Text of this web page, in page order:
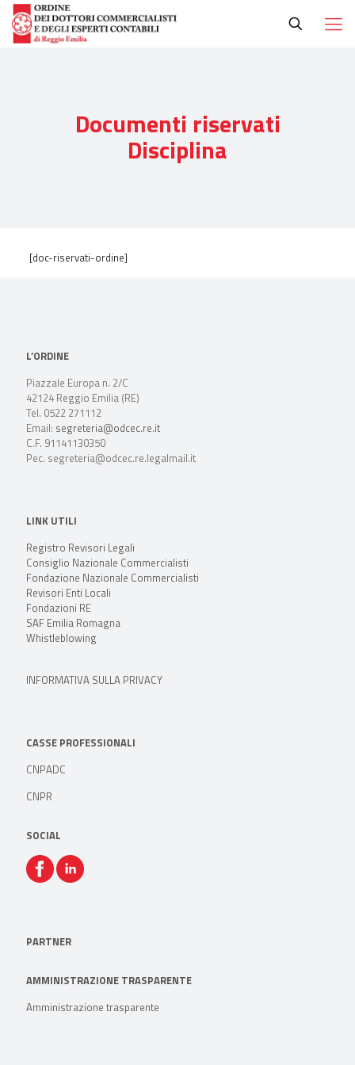
Documenti riservati
Disciplina
[doc-riservati-ordine]
L’ORDINE
Piazzale Europa n. 2/C
42124 Reggio Emilia (RE)
Tel. 0522 271112
Email: segreteria@odcec.re.it
C.F. 91141130350
Pec. segreteria@odcec.re.legalmail.it
LINK UTILI
Registro Revisori Legali
Consiglio Nazionale Commercialisti
Fondazione Nazionale Commercialisti
Revisori Enti Locali
Fondazioni RE
SAF Emilia Romagna
Whistleblowing
INFORMATIVA SULLA PRIVACY
CASSE PROFESSIONALI
CNPADC
CNPR
SOCIAL
PARTNER
AMMINISTRAZIONE TRASPARENTE
Amministrazione trasparente